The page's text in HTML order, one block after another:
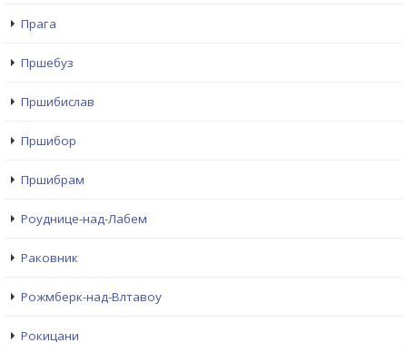
Прага
Пршебуз
Пршибислав
Пршибор
Пршибрам
Рoуднице-над-Лабем
Раковник
Рожмберк-над-Влтавоу
Рокицани